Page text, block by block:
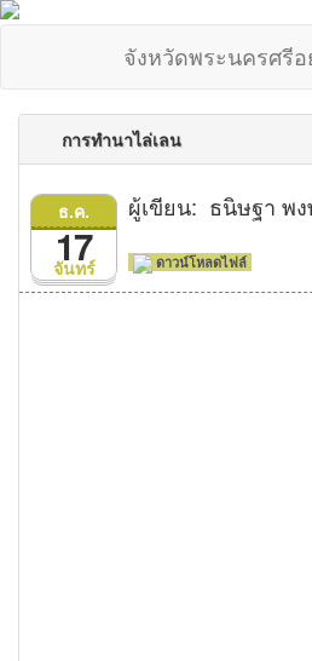
จังหวัดพระนครศรี
การทำนาไล่เลน
จันทร์
ธ.ค.
17
ผู้เขียน: ธนิษฐา พ
ดาวน์โหลดไฟล์